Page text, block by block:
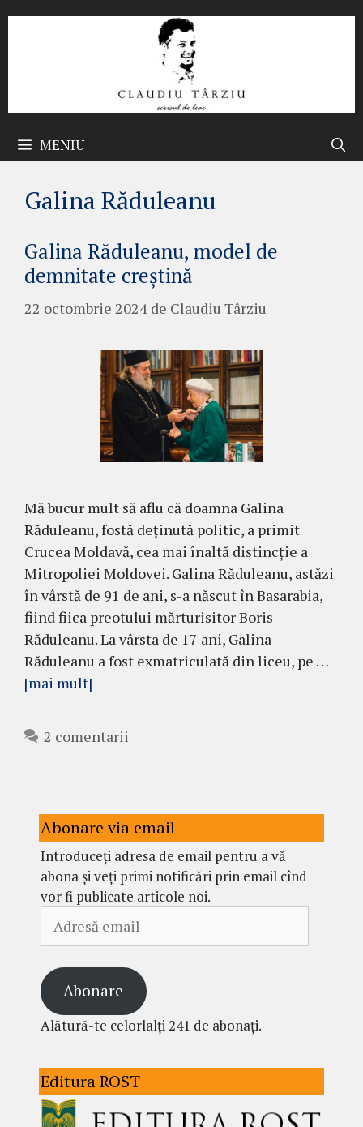
MENIU
Galina Răduleanu
Galina Răduleanu, model de
demnitate creștină
22 octombrie 2024 de Claudiu Târziu
Mă bucur mult să aflu că doamna Galina
Răduleanu, fostă deținută politic, a primit
Crucea Moldavă, cea mai înaltă distincție a
Mitropoliei Moldovei. Galina Răduleanu, astăzi
în vârstă de 91 de ani, s-a născut în Basarabia,
fiind fiica preotului mărturisitor Boris
Răduleanu. La vârsta de 17 ani, Galina
Răduleanu a fost exmatriculată din liceu, pe …
[mai mult]
2 comentarii
Abonare via email
Introduceți adresa de email pentru a vă
abona și veți primi notificări prin email cînd
vor fi publicate articole noi.
email
Abonare
Alătură-te celorlalți 241 de abonați.
Editura ROST